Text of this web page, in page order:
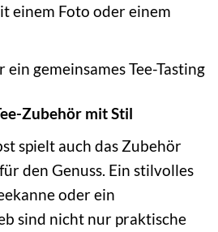
einem Foto oder einem
gemeinsames Tee-Tasting
Zubehör mit Stil
spielt auch das Zubehör
den Genuss. Ein stilvolles
oder ein
sind nicht nur praktische